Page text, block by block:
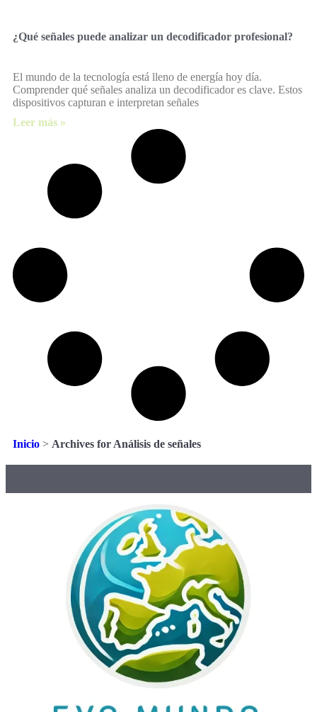
¿Qué señales puede analizar un decodificador profesional?
El mundo de la tecnología está lleno de energía hoy día.
Comprender qué señales analiza un decodificador es clave. Estos
dispositivos capturan e interpretan señales
Leer más »
Inicio > Archives for Análisis de señales